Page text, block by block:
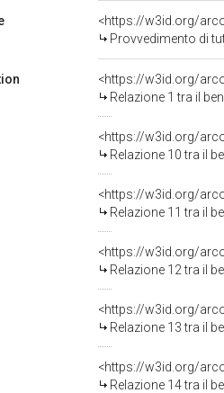
<https://w3id.org/
Provvedimento di
<https://w3id.org/
Relazione 1 tra il
<https://w3id.org/
Relazione 10 tra il
<https://w3id.org/
Relazione 11 tra il
<https://w3id.org/
Relazione 12 tra il
<https://w3id.org/
Relazione 13 tra il
<https://w3id.org/
Relazione 14 tra il